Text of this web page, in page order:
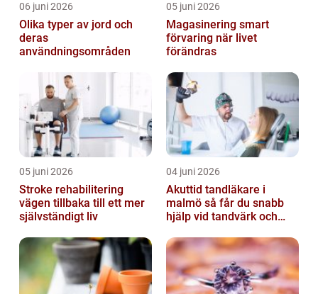
06 juni 2026
Olika typer av jord och
deras
användningsområden
05 juni 2026
Magasinering smart
förvaring när livet
förändras
05 juni 2026
Stroke rehabilitering
vägen tillbaka till ett mer
självständigt liv
04 juni 2026
Akuttid tandläkare i
malmö så får du snabb
hjälp vid tandvärk och